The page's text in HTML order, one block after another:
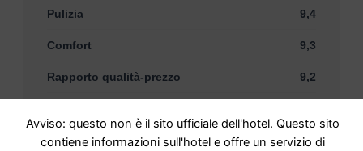
Pulizia 9,4
Comfort 9,3
Rapporto qualità-prezzo 9,2
WiFi gratuito 8,8
Avviso: questo non è il sito ufficiale dell'hotel. Questo sito
contiene informazioni sull'hotel e offre un servizio di